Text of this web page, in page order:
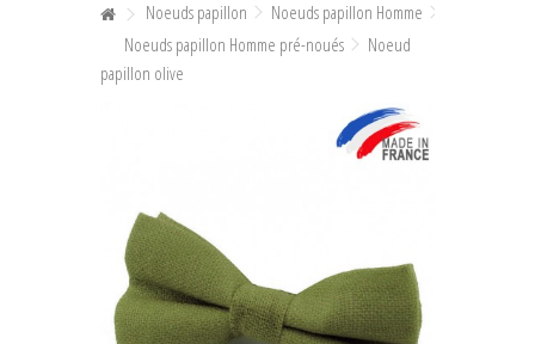
+
NOEUDS PAPILLON HOMME
+
NOEUDS PAPILLON FEMME
+
ASCOTS & LAVALLIÈRES
+
POCHETTES & BOUTONNIÈRES
+
BIJOUX FEMME
Noeuds papillon
Noeuds papillon Homme
Noeuds papillon Homme pré-noués
Noeud
papillon olive